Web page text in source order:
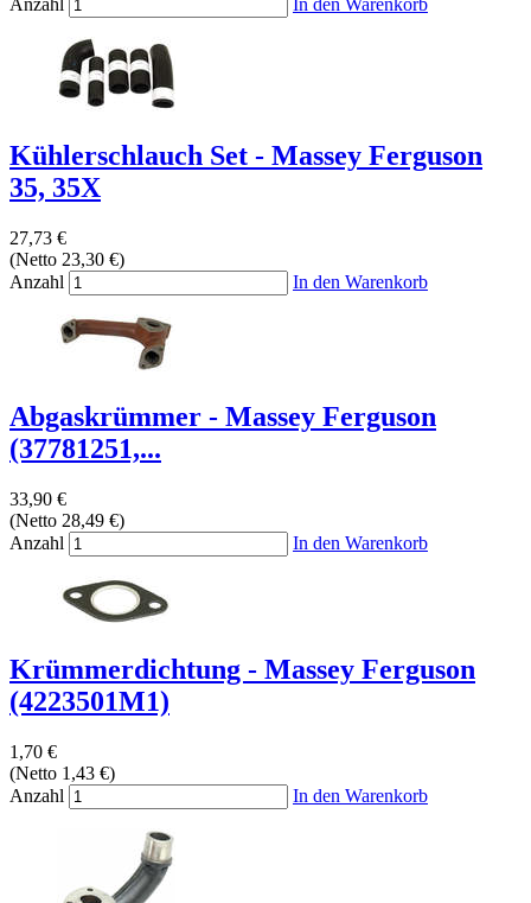
Kühlerschlauch Set - Massey Ferguson
35, 35X
27,73 €
(Netto 23,30 €)
Anzahl
In den Warenkorb
Abgaskrümmer - Massey Ferguson
(37781251,...
33,90 €
(Netto 28,49 €)
Anzahl
In den Warenkorb
Krümmerdichtung - Massey Ferguson
(4223501M1)
1,70 €
(Netto 1,43 €)
Anzahl
In den Warenkorb